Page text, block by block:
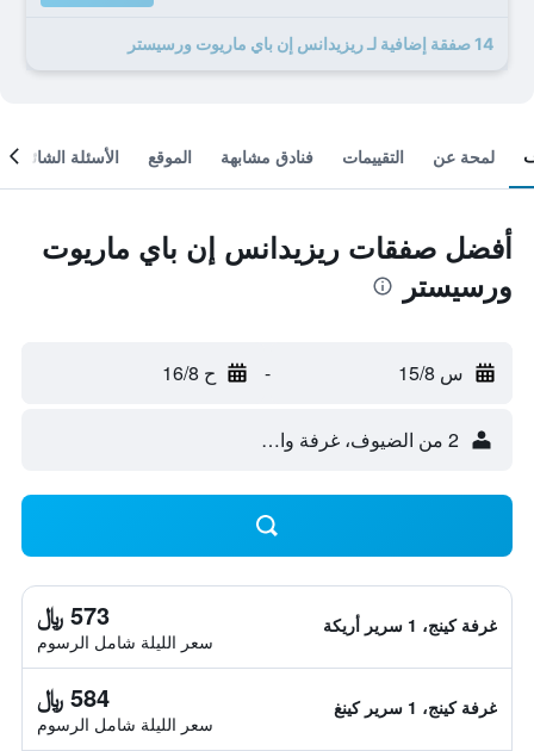
14 صفقة إضافية لـ ريزيدانس إن باي ماريوت ورسيستر
لمحة عن التقييمات فنادق مشابهة الموقع الأسئلة الشائعة
أفضل صفقات ريزيدانس إن باي ماريوت
ورسيستر
س 15/8 - ح 16/8
2 من الضيوف، غرفة واحدة
غرفة كينج، 1 سرير أريكة 573 ﷼
سعر الليلة شامل الرسوم
غرفة كينج، 1 سرير كينغ 584 ﷼
سعر الليلة شامل الرسوم